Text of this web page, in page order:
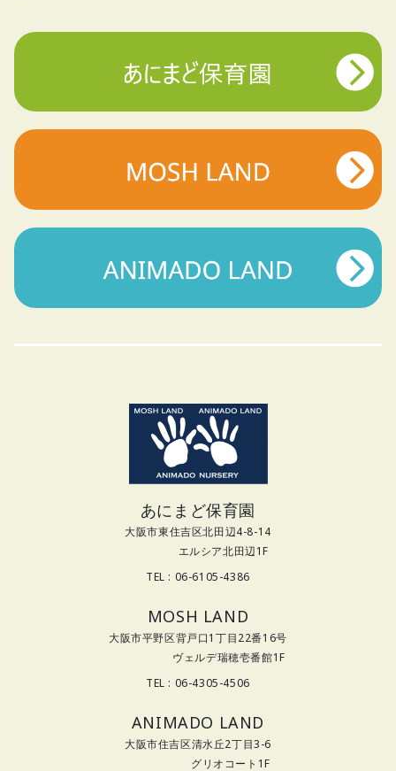
あにまど保育園
大阪市東住吉区北田辺4-8-14
エルシア北田辺1F
TEL : 06-6105-4386
MOSH LAND
大阪市平野区背戸口1丁目22番16号
ヴェルデ瑞穂壱番館1F
TEL : 06-4305-4506
ANIMADO LAND
大阪市住吉区清水丘2丁目3-6
グリオコート1F